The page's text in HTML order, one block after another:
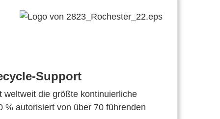
Support
weltweit die größte kontinuierliche
% autorisiert von über 70 führenden